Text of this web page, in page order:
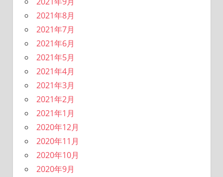
2021年8月
2021年7月
2021年6月
2021年5月
2021年4月
2021年3月
2021年2月
2021年1月
2020年12月
2020年11月
2020年10月
2020年9月